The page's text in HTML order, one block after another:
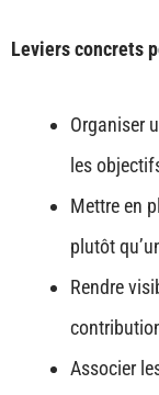
Leviers concrets
Organiser
les
Mettre en
plutôt
Rendre
Associer